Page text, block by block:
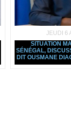
JEUDI 6
SITUATION
SÉNÉGAL,
DIT OUSMANE